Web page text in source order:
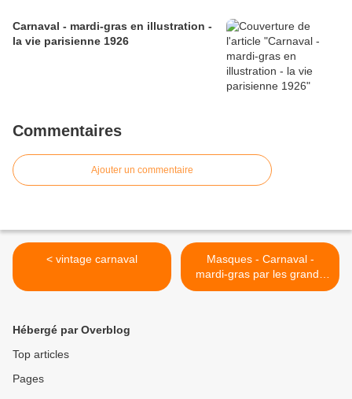
Carnaval - mardi-gras en illustration -
la vie parisienne 1926
Commentaires
Ajouter un commentaire
< vintage carnaval
Masques - Carnaval -
mardi-gras par les grands
peintres >
Hébergé par Overblog
Top articles
Pages